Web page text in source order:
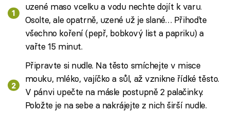
uzené maso vcelku a vodu nechte dojít k varu.
Osolte, ale opatrně, uzené už je slané… Přihoďte
všechno koření (pepř, bobkový list a papriku) a
vařte 15 minut.
Připravte si nudle. Na těsto smíchejte v misce
mouku, mléko, vajíčko a sůl, až vznikne řídké těsto.
V pánvi upečte na másle postupně 2 palačinky.
Položte je na sebe a nakrájejte z nich širší nudle.